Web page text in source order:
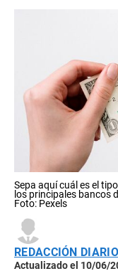
Sepa aquí cuál es el
los principales bancos
Foto: Pexels
REDACCIÓN
Actualizado el 10/06/